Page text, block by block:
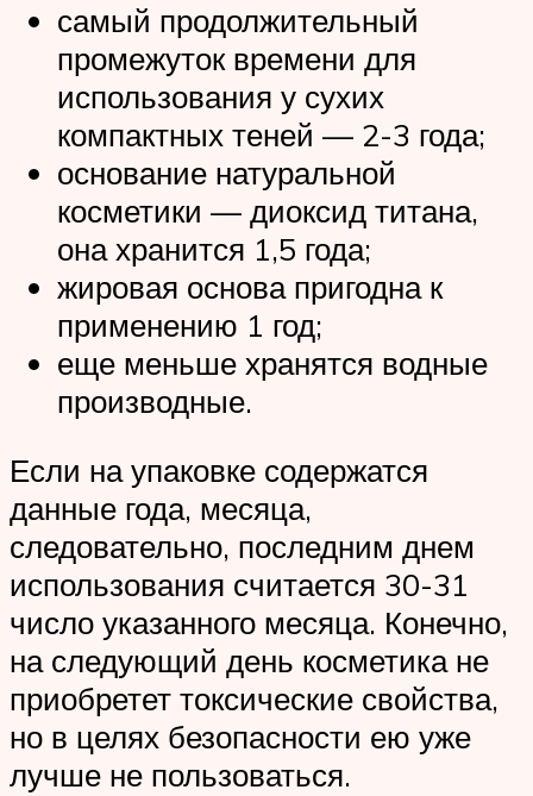
самый продолжительный
промежуток времени для
использования у сухих
компактных теней — 2-3 года;
основание натуральной
косметики — диоксид титана,
она хранится 1,5 года;
жировая основа пригодна к
применению 1 год;
еще меньше хранятся водные
производные.
Если на упаковке содержатся
данные года, месяца,
следовательно, последним днем
использования считается 30-31
число указанного месяца. Конечно,
на следующий день косметика не
приобретет токсические свойства,
но в целях безопасности ею уже
лучше не пользоваться.